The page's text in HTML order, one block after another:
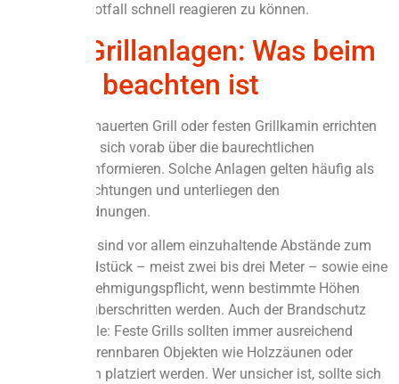
sein, um im Notfall schnell reagieren zu können.
Feste Grillanlagen: Was beim
Bau zu beachten ist
Wer einen gemauerten Grill oder festen Grillkamin errichten
möchte, sollte sich vorab über die baurechtlichen
Vorschriften informieren. Solche Anlagen gelten häufig als
bauliche Einrichtungen und unterliegen den
Landesbauordnungen.
Entscheidend sind vor allem einzuhaltende Abstände zum
Nachbargrundstück – meist zwei bis drei Meter – sowie eine
mögliche Genehmigungspflicht, wenn bestimmte Höhen
oder Größen überschritten werden. Auch der Brandschutz
spielt eine Rolle: Feste Grills sollten immer ausreichend
entfernt von brennbaren Objekten wie Holzzäunen oder
Gartenhäusern platziert werden. Wer unsicher ist, sollte sich